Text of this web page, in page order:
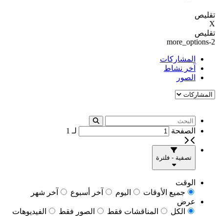
تقليص
X
تقليص
more_options-2
المشاركات
آخر نشاط
الصور
الصفحة لـ 1
تصفية - فلترة
الوقت
جميع الأوقات
اليوم آخر أسبوع
آخر شهر
عرض
الكل
المناقشات فقط الصور فقط
الفيديوهات